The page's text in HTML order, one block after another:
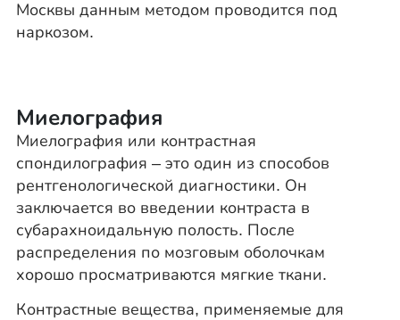
Москвы данным методом проводится под
наркозом.
Миелография
Миелография или контрастная
спондилография – это один из способов
рентгенологической диагностики. Он
заключается во введении контраста в
субарахноидальную полость. После
распределения по мозговым оболочкам
хорошо просматриваются мягкие ткани.
Контрастные вещества, применяемые для